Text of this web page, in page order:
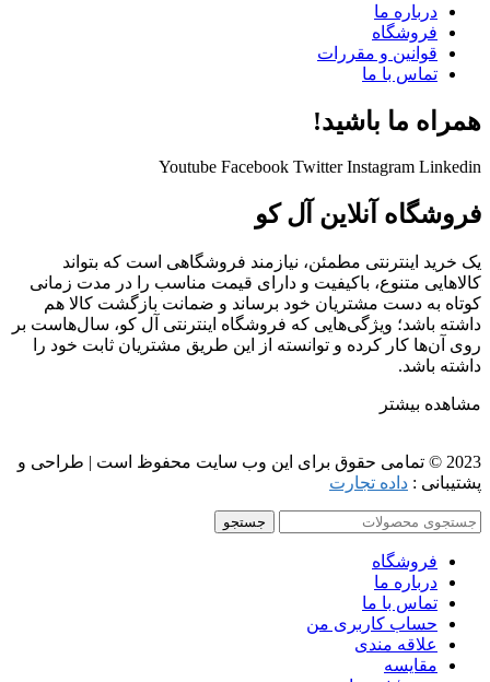
درباره ما
فروشگاه
قوانین و مقررات
تماس با ما
همراه ما باشید!
Youtube Facebook Twitter Instagram Linkedin
فروشگاه آنلاین آل کو
یک خرید اینترنتی مطمئن، نیازمند فروشگاهی است که بتواند
کالاهایی متنوع، باکیفیت و دارای قیمت مناسب را در مدت زمانی
کوتاه به دست مشتریان خود برساند و ضمانت بازگشت کالا هم
داشته باشد؛ ویژگی‌هایی که فروشگاه اینترنتی آل کو، سال‌هاست بر
روی آن‌ها کار کرده و توانسته از این طریق مشتریان ثابت خود را
داشته باشد.
مشاهده بیشتر
2023 © تمامی حقوق برای این وب سایت محفوظ است | طراحی و
پشتیبانی : داده تجارت
جستجو
فروشگاه
درباره ما
تماس با ما
حساب کاربری من
علاقه مندی
مقايسه